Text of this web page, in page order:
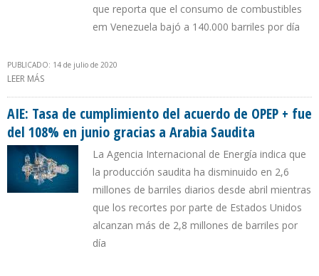
que reporta que el consumo de combustibles
em Venezuela bajó a 140.000 barriles por día
PUBLICADO: 14 de julio de 2020
LEER MÁS
AIE: Tasa de cumplimiento del acuerdo de OPEP + fue
del 108% en junio gracias a Arabia Saudita
La Agencia Internacional de Energía indica que
la producción saudita ha disminuido en 2,6
millones de barriles diarios desde abril mientras
que los recortes por parte de Estados Unidos
alcanzan más de 2,8 millones de barriles por
día